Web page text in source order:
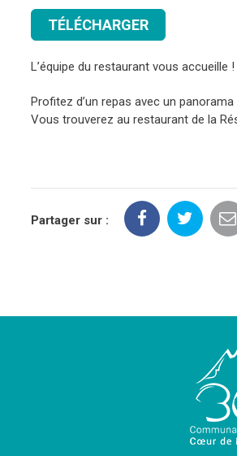
TÉLÉCHARGER
L’équipe du restaurant vous accueille !
Profitez d’un repas avec un
Vous trouverez au restaurant de la
Partager sur :